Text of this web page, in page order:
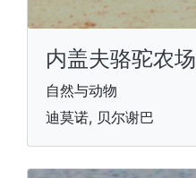
内盖夫骆驼农场
自然与动物
迪莫诺, 贝尔谢巴